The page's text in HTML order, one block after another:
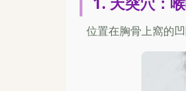
位置在胸骨上窩的